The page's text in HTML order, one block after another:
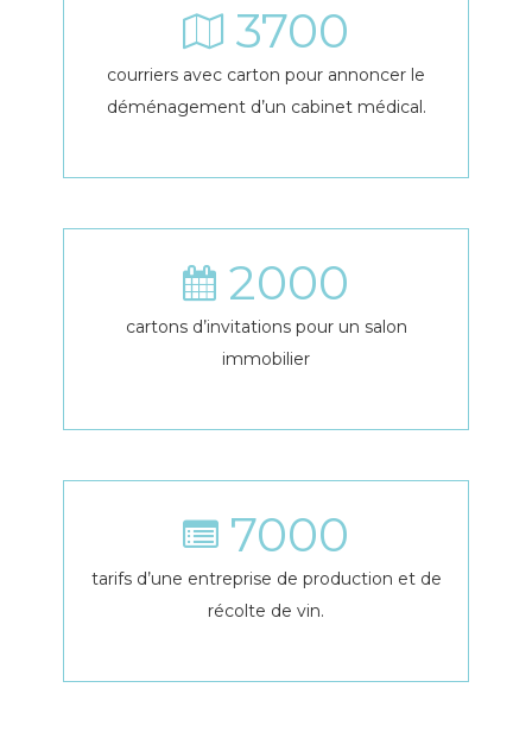
3700
courriers avec carton pour annoncer le
déménagement d’un cabinet médical.
2000
cartons d’invitations pour un salon
immobilier
7000
tarifs d’une entreprise de production et de
récolte de vin.